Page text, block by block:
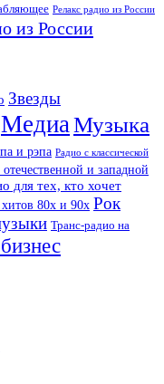
Релакс радио из России
из России
Звезды
МедиаМузыка
и рэпа Радио с классической
и западной
для тех, кто хочет
80х и 90х Рок
Транс-радио на